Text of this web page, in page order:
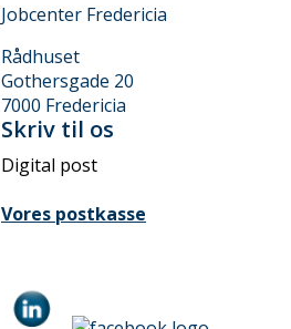
Jobcenter Fredericia
Rådhuset
Gothersgade 20
7000 Fredericia
Skriv til os
Digital post
Vores postkasse